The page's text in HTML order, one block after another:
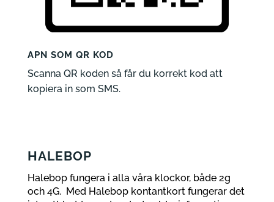
APN SOM QR KOD
Scanna QR koden så får du korrekt kod att
kopiera in som SMS.
HALEBOP
Halebop fungera i alla våra klockor, både 2g
och 4G. Med Halebop kontantkort fungerar det